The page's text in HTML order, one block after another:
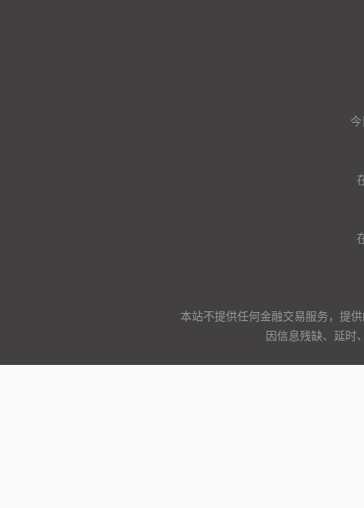
本站不提供任何金融交易服务，提
因信息残缺、延时